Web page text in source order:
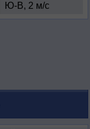
Ю-В, 2 м/с